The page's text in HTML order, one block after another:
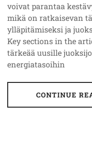
voivat parantaa
mikä on ratkaisevan
ylläpitämiseksi ja
Key sections in the
tärkeää uusille
energiatasoihin
CONTINUE